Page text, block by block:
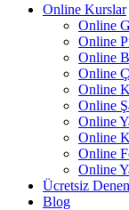
Online Kurslar
Online
Online
Online
Online
Online
Online
Online
Online
Online
Online
Ücretsiz
Blog